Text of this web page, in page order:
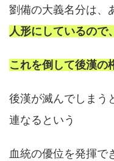
劉備の大義名分は、
人形にしているので、
これを倒して後漢の
後漢が滅んでしまう
連なるという
血統の優位を発揮で